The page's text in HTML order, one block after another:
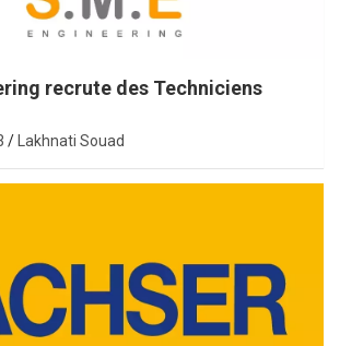
recrute des Techniciens
Lakhnati Souad